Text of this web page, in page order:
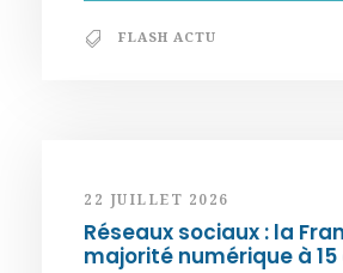
FLASH ACTU
22 JUILLET 2026
Réseaux sociaux : la
majorité numérique à 15